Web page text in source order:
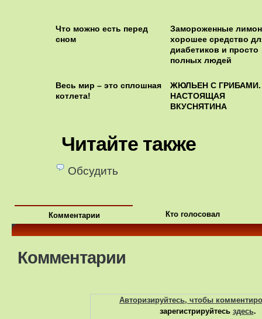
Что можно есть перед
сном
Замороженные
хорошее средство
диабетиков и просто
полных людей
Весь мир – это сплошная
котлета!
ЖЮЛЬЕН С ГРИБАМИ.
НАСТОЯЩАЯ
ВКУСНЯТИНА
Читайте также
Обсудить
Комментарии Кто голосовал
Комментарии
Авторизируйтесь, чтобы
зарегистрируйтесь здесь.